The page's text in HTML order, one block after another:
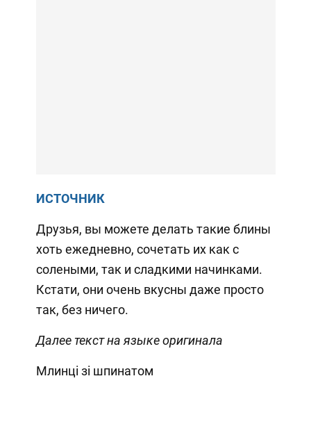
ИСТОЧНИК
Друзья, вы можете делать такие блины
хоть ежедневно, сочетать их как с
солеными, так и сладкими начинками.
Кстати, они очень вкусны даже просто
так, без ничего.
Далее текст на языке оригинала
Млинці зі шпинатом